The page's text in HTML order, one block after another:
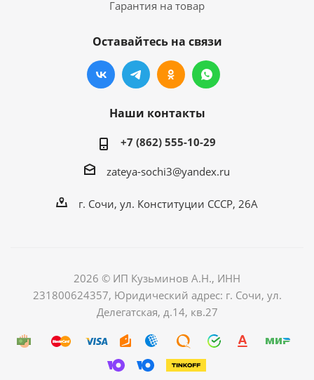
Гарантия на товар
Оставайтесь на связи
Наши контакты
+7 (862) 555-10-29
zateya-sochi3@yandex.ru
г. Сочи, ул. Конституции СССР, 26А
2026 © ИП Кузьминов А.Н., ИНН
231800624357, Юридический адрес: г. Сочи, ул.
Делегатская, д.14, кв.27